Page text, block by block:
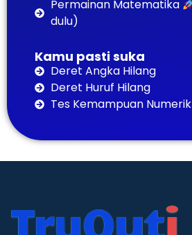
Permainan Matematika
dulu)
Kamu pasti suka
Deret Angka Hilang
Deret Huruf Hilang
Tes Kemampuan Numerik